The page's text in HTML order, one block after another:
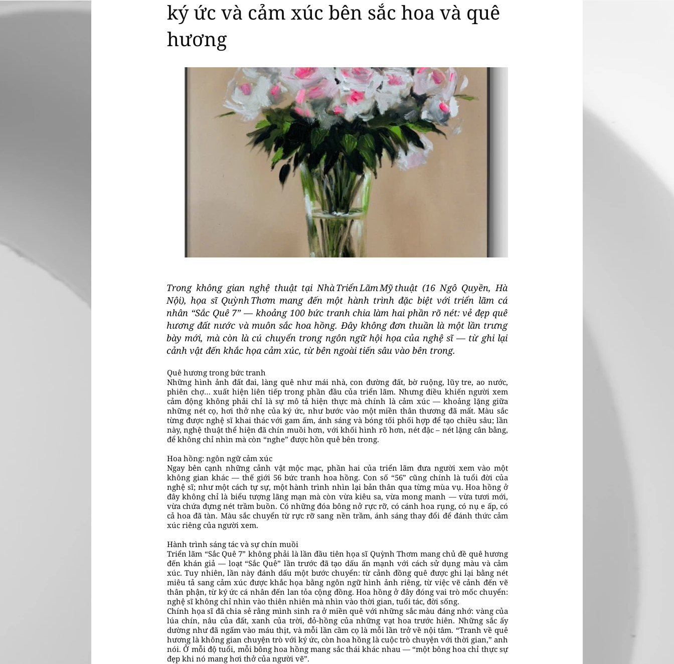
ký ức và cảm xúc bên sắc hoa và quê
hương
Trong không gian nghệ thuật tại Nhà Triển Lãm Mỹ thuật (16 Ngô Quyền, Hà
Nội), họa sĩ Quỳnh Thơm mang đến một hành trình đặc biệt với triển lãm cá
nhân “Sắc Quê 7” — khoảng 100 bức tranh chia làm hai phần rõ nét: vẻ đẹp quê
hương đất nước và muôn sắc hoa hồng. Đây không đơn thuần là một lần trưng
bày mới, mà còn là cú chuyển trong ngôn ngữ hội họa của nghệ sĩ — từ ghi lại
cảnh vật đến khắc họa cảm xúc, từ bên ngoài tiến sâu vào bên trong.
Quê hương trong bức tranh
Những hình ảnh đất đai, làng quê như mái nhà, con đường đất, bờ ruộng, lũy tre, ao nước,
phiên chợ… xuất hiện liên tiếp trong phần đầu của triển lãm. Nhưng điều khiến người xem
cảm động không phải chỉ là sự mô tả hiện thực mà chính là cảm xúc — khoảng lặng giữa
những nét cọ, hơi thở nhẹ của ký ức, như bước vào một miền thân thương đã mất. Màu sắc
từng được nghệ sĩ khai thác với gam ấm, ánh sáng và bóng tối phối hợp để tạo chiều sâu; lần
này, nghệ thuật thể hiện đã chín muồi hơn, với khối hình rõ hơn, nét đặc – nét lặng cân bằng,
để không chỉ nhìn mà còn “nghe” được hồn quê bên trong.
Hoa hồng: ngôn ngữ cảm xúc
Ngay bên cạnh những cảnh vật mộc mạc, phần hai của triển lãm đưa người xem vào một
không gian khác — thế giới 56 bức tranh hoa hồng. Con số “56” cũng chính là tuổi đời của
nghệ sĩ; như một cách tự sự, một hành trình nhìn lại bản thân qua từng mùa vụ. Hoa hồng ở
đây không chỉ là biểu tượng lãng mạn mà còn vừa kiêu sa, vừa mong manh — vừa tươi mới,
vừa chứa đựng nét trầm buồn. Có những đóa bông nở rực rỡ, có cánh hoa rụng, có nụ e ấp, có
cả hoa đã tàn. Màu sắc chuyển từ rực rỡ sang nền trầm, ánh sáng thay đổi để đánh thức cảm
xúc riêng của người xem.
Hành trình sáng tác và sự chín muồi
Triển lãm “Sắc Quê 7” không phải là lần đầu tiên họa sĩ Quỳnh Thơm mang chủ đề quê hương
đến khán giả — loạt “Sắc Quê” lần trước đã tạo dấu ấn mạnh với cách sử dụng màu và cảm
xúc. Tuy nhiên, lần này đánh dấu một bước chuyển: từ cảnh đồng quê được ghi lại bằng nét
miêu tả sang cảm xúc được khắc họa bằng ngôn ngữ hình ảnh riêng, từ việc vẽ cảnh đến vẽ
thân phận, từ ký ức cá nhân đến lan tỏa cộng đồng. Hoa hồng ở đây đóng vai trò mốc chuyển:
nghệ sĩ không chỉ nhìn vào thiên nhiên mà nhìn vào thời gian, tuổi tác, đời sống.
Chính họa sĩ đã chia sẻ rằng mình sinh ra ở miền quê với những sắc màu đáng nhớ: vàng của
lúa chín, nâu của đất, xanh của trời, đỏ-hồng của những vạt hoa trước hiên. Những sắc ấy
dường như đã ngấm vào máu thịt, và mỗi lần cầm cọ là mỗi lần trở về nội tâm. “Tranh về quê
hương là không gian chuyện trò với ký ức, còn hoa hồng là cuộc trò chuyện với thời gian,” anh
nói. Ở mỗi độ tuổi, mỗi bông hoa hồng mang sắc thái khác nhau — “một bông hoa chỉ thực sự
đẹp khi nó mang hơi thở của người vẽ”.